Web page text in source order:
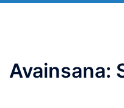
Avainsana: